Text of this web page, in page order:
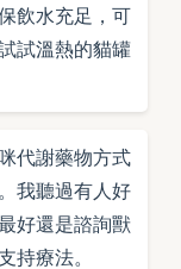
飲水充足，可
試溫熱的貓罐
代謝藥物方式
我聽過有人好
好還是諮詢獸
持療法。